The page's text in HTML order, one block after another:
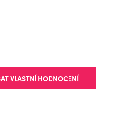
VLASTNÍ HODNOCENÍ